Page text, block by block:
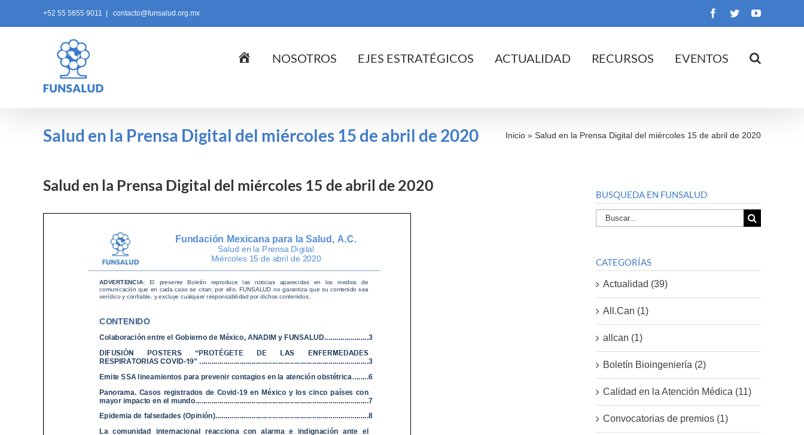
+52 55 5655 9011 contacto@funsalud.org.mx Facebook
TwitterYouTube
InicioNOSOTROS EJES ESTRATÉGICOS ACTUALIDAD RECURSOS EVENTOS
Salud en la Prensa Digital del miércoles 15 de abril de 2020 Inicio » Salud en la Prensa Digital del miércoles 15 de abril de 2020
Salud en la Prensa Digital del miércoles 15 de abril de 2020
BUSQUEDA EN FUNSALUD
Buscar
por:
CATEGORÍAS
Actualidad (39)
All.Can (1)
allcan (1)
Boletín Bioingeniería (2)
Calidad en la Atención Médica (11)
Convocatorias de premios (1)